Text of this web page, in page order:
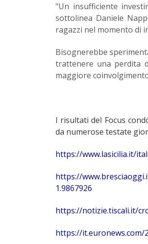
"Un insufficiente
sottolinea Daniele
ragazzi nel momento di
Bisognerebbe
trattenere una perdita
maggiore
I risultati del Focus
da numerose testate
https://www.lasicilia.it/
https://
1.9867926
https://notizie.tiscali.it/
https://